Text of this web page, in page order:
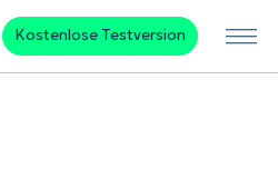
Kostenlose Testversion